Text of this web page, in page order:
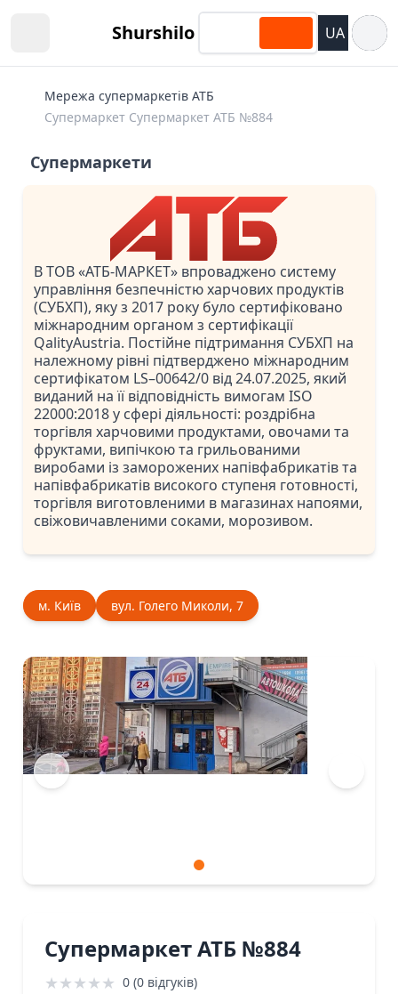
Shurshilo UA
Мережа супермаркетів АТБ
Супермаркет Супермаркет АТБ №884
Супермаркети
В ТОВ «АТБ-МАРКЕТ» впроваджено систему
управління безпечністю харчових продуктів
(СУБХП), яку з 2017 року було сертифіковано
міжнародним органом з сертифікації
QalityAustria. Постійне підтримання СУБХП на
належному рівні підтверджено міжнародним
сертифікатом LS–00642/0 від 24.07.2025, який
виданий на її відповідність вимогам ISO
22000:2018 у сфері діяльності: роздрібна
торгівля харчовими продуктами, овочами та
фруктами, випічкою та грильованими
виробами із заморожених напівфабрикатів та
напівфабрикатів високого ступеня готовності,
торгівля виготовленими в магазинах напоями,
свіжовичавленими соками, морозивом.
м. Київ вул. Голего Миколи, 7
Супермаркет АТБ №884
★★★★★ 0 (0 відгуків)